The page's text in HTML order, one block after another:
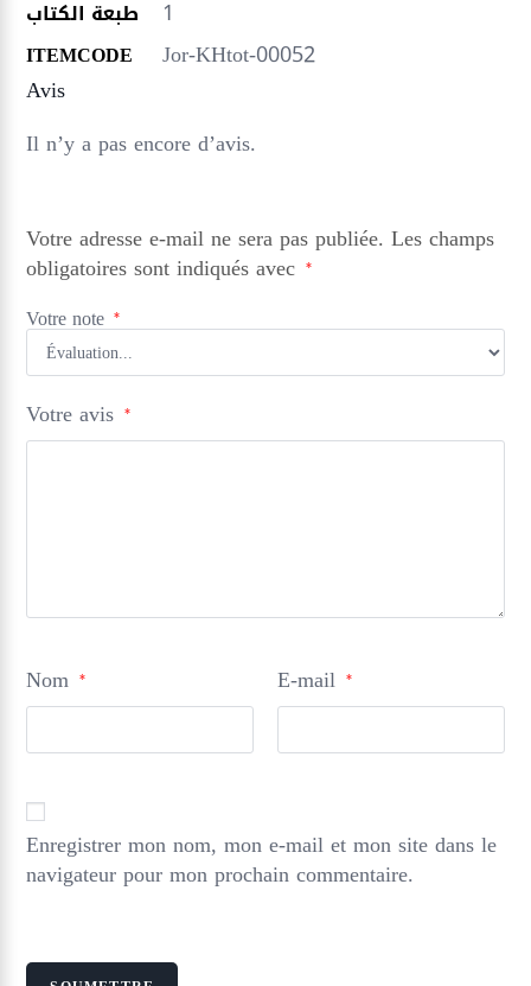
طبعة الكتاب 1
ITEMCODE
Jor-KHtot-00052
Avis
Il n’y a pas encore d’avis.
Votre adresse e-mail ne sera pas publiée. Les champs
obligatoires sont indiqués avec *
Votre note*
Votre avis *
Nom * E-mail *
Enregistrer mon nom, mon e-mail et mon site dans le
navigateur pour mon prochain commentaire.